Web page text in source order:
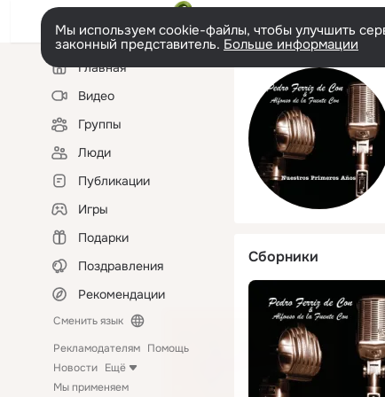
Мы используем cookie-файлы, чтобы улучшить
законный представитель. Больше информации
Левая
колонкаГлавная
Видео
Группы
Люди
Публикации
Игры
Подарки
Поздравления
Рекомендации
Сменить язык
Рекламодателям Помощь
Новости Ещё
Мы применяем
Сборники